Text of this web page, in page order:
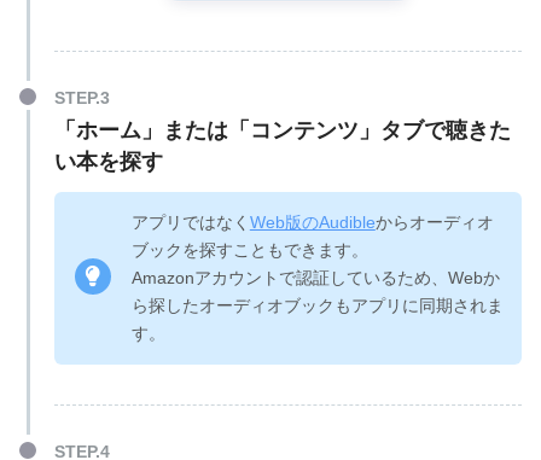
「ホーム」または「コンテンツ」タブで聴きた
い本を探す
アプリではなく Web版のAudibleからオーディオ
ブックを探すこともできます。
Amazonアカウントで認証しているため、Webか
ら探したオーディオブックもアプリに同期されま
す。